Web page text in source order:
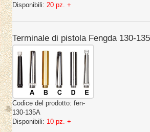
Disponibili: 20 pz. +
Terminale di pistola Fengda 130-
Codice del prodotto: fen-
130-135A
Disponibili: 10 pz. +